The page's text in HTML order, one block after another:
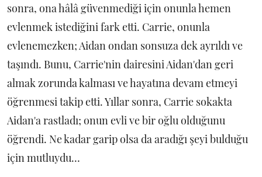
sonra, ona hâlâ güvenmediği için onunla hemen
evlenmek istediğini fark etti. Carrie, onunla
evlenemezken; Aidan ondan sonsuza dek ayrıldı ve
taşındı. Bunu, Carrie'nin dairesini Aidan'dan geri
almak zorunda kalması ve hayatına devam etmeyi
öğrenmesi takip etti. Yıllar sonra, Carrie sokakta
Aidan'a rastladı; onun evli ve bir oğlu olduğunu
öğrendi. Ne kadar garip olsa da aradığı şeyi bulduğu
için mutluydu…